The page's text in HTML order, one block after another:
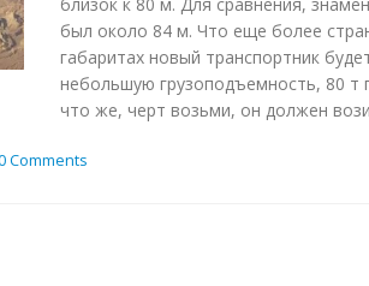
был около 84 м. Что еще более
габаритах новый транспортник
небольшую грузоподъемность, 80 т
что же, черт возьми, он должен
Comments